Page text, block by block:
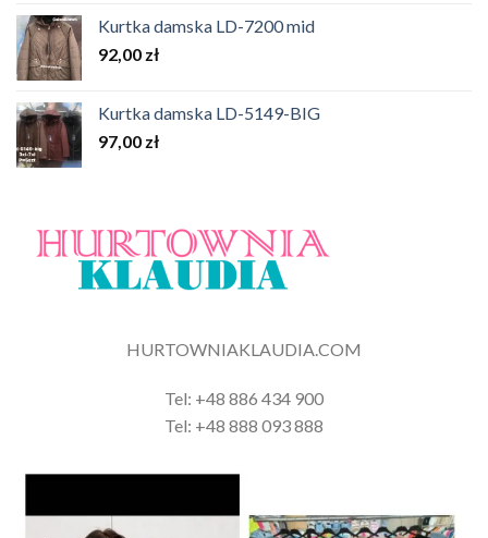
Kurtka damska LD-7200 mid
92,00 zł
Kurtka damska LD-5149-BIG
97,00 zł
HURTOWNIAKLAUDIA.COM
Tel: +48 886 434 900
Tel: +48 888 093 888